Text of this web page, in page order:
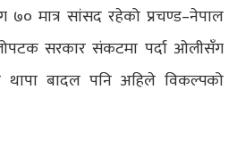
७० मात्र सांसद रहेको प्रचण्ड–नेपाल
सरकार संकटमा पर्दा ओलीसँग
थापा बादल पनि अहिले विकल्पको